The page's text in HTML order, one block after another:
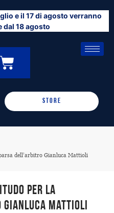
e il 17 di agosto verranno
dal 18 agosto
0
CARRELLO
STORE
dell’arbitro Gianluca Mattioli
per la
Gianluca Mattioli